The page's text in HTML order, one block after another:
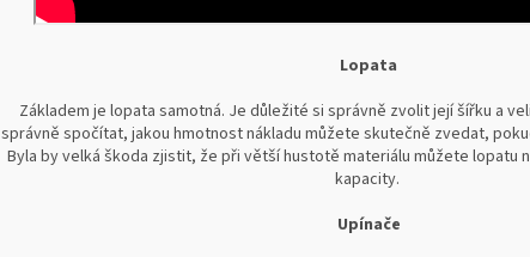
Lopata
Základem je lopata samotná. Je důležité si správně zvolit její šířku a
správně spočítat, jakou hmotnost nákladu můžete skutečně zvedat,
Byla by velká škoda zjistit, že při větší hustotě materiálu můžete lopatu
kapacity.
Upínače